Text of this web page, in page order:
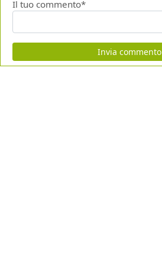
Il tuo commento*
Invia commento